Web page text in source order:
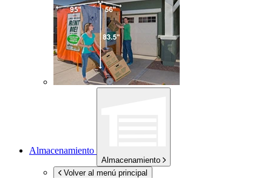
Almacenamiento
Almacenamiento
Volver al menú principal